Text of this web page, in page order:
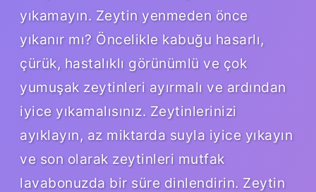
yıkamayın. Zeytin yenmeden önce
yıkanır mı? Öncelikle kabuğu hasarlı,
çürük, hastalıklı görünümlü ve çok
yumuşak zeytinleri ayırmalı ve ardından
iyice yıkamalısınız. Zeytinlerinizi
ayıklayın, az miktarda suyla iyice yıkayın
ve son olarak zeytinleri mutfak
lavabonuzda bir süre dinlendirin. Zeytin